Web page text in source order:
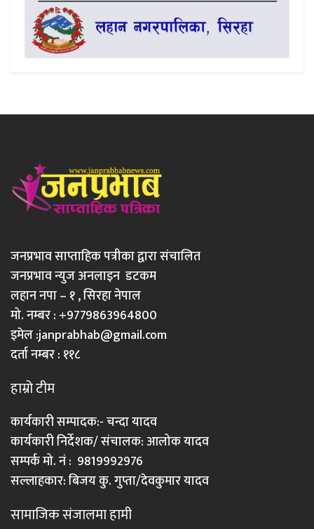
जनप्रभाव साप्ताहिक पत्रीका द्वारा संचालित
जनप्रभाव न्युज अनलाइन डटकम
लहान नपा – १ , सिरहा नेपाल
मो. नम्बर : +9779863964800
इमेल :janprabhab@gmail.com
दर्ता नम्बर : ११८
हाम्रो टीम
कार्यकारी सम्पादक:- चन्दा यादव
कार्यकारी निर्देशक/ संचालक: आलोक यादव
सम्पर्क मो. नं : 9819992976
सल्लाहकार: बिजय कु. गुप्ता/देवकुमार यादव
सामाजिक संजालमा हामी